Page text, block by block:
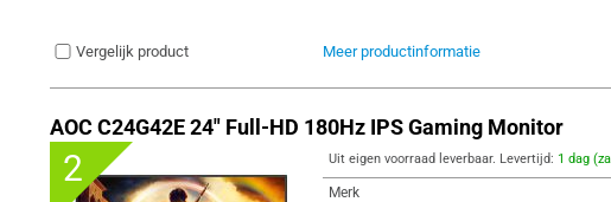
Vergelijk product Meer productinformatie
AOC C24G42E 24" Full-HD 180Hz IPS Gaming Monitor
2 Uit eigen voorraad leverbaar. Levertijd: 1 dag
Merk